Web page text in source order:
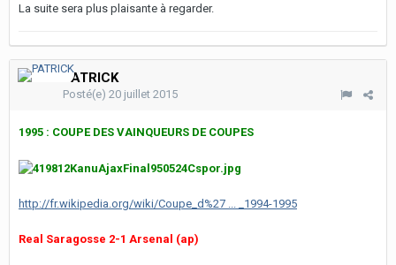
La suite sera plus plaisante à regarder.
PATRICK
Posté(e) 20 juillet 2015
1995 : COUPE DES VAINQUEURS DE COUPES
http://fr.wikipedia.org/wiki/Coupe_d%27 ... _1994-1995
Real Saragosse 2-1 Arsenal (ap)